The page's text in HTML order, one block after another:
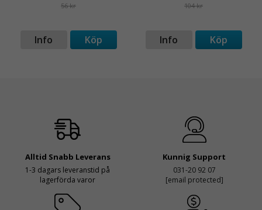
56 kr
Info Köp
104 kr
Info Köp
Alltid Snabb Leverans
1-3 dagars leveranstid på
lagerförda varor
Kunnig Support
031-20 92 07
[email protected]